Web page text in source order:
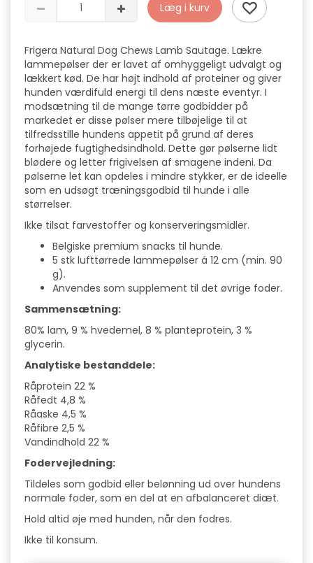
Læg i kurv
Frigera Natural Dog Chews Lamb Sautage. Lækre
lammepølser der er lavet af omhyggeligt udvalgt og
lækkert kød. De har højt indhold af proteiner og giver
hunden værdifuld energi til dens næste eventyr. I
modsætning til de mange tørre godbidder på
markedet er disse pølser mere tilbøjelige til at
tilfredsstille hundens appetit på grund af deres
forhøjede fugtighedsindhold. Dette gør pølserne lidt
blødere og letter frigivelsen af ​​smagene indeni. Da
pølserne let kan opdeles i mindre stykker, er de ideelle
som en udsøgt træningsgodbid til hunde i alle
størrelser.
Ikke tilsat farvestoffer og konserveringsmidler.
Belgiske premium snacks til hunde.
5 stk lufttørrede lammepølser á 12 cm (min. 90
g).
Anvendes som supplement til det øvrige foder.
Sammensætning:
80% lam, 9 % hvedemel, 8 % planteprotein, 3 %
glycerin.
Analytiske bestanddele:
Råprotein 22 %
Råfedt 4,8 %
Råaske 4,5 %
Råfibre 2,5 %
Vandindhold 22 %
Fodervejledning:
Tildeles som godbid eller belønning ud over hundens
normale foder, som en del at en afbalanceret diæt.
Hold altid øje med hunden, når den fodres.
Ikke til konsum.